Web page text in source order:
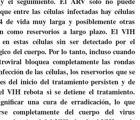
entre las células infectadas hay células
de vida muy larga y posiblemente otras
como reservorios a largo plazo. El VIH
en estas células sin ser detectado por el
del cuerpo. Por lo tanto, incluso cuando
bloquea completamente las rondas
de las células, los reservorios que se
del inicio del tratamiento persisten y de
VIH rebota si se detiene el tratamiento.
una cura de erradicación, lo que
completamente del cuerpo del virus